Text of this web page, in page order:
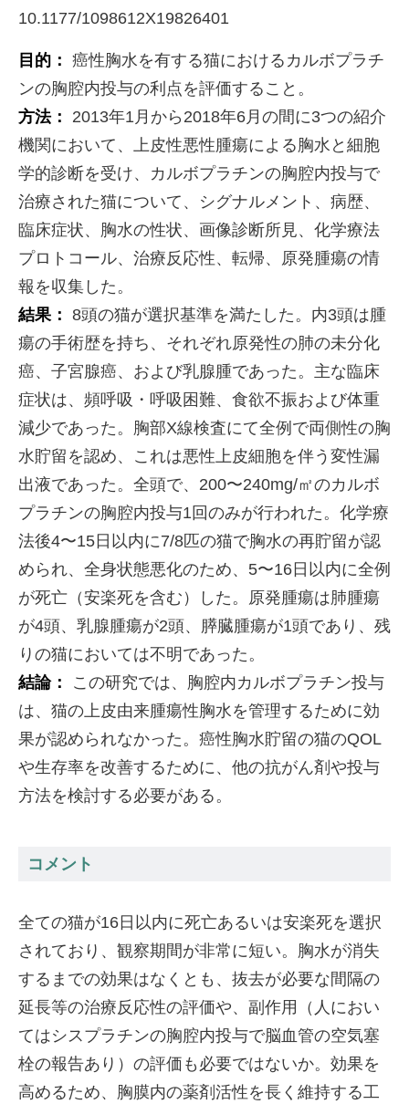
10.1177/1098612X19826401
目的： 癌性胸水を有する猫におけるカルボプラチ
ンの胸腔内投与の利点を評価すること。
方法：
2013年1月から2018年6月の間に3つの紹介
機関において、上皮性悪性腫瘍による胸水と細胞
学的診断を受け、カルボプラチンの胸腔内投与で
治療された猫について、シグナルメント、病歴、
臨床症状、胸水の性状、画像診断所見、化学療法
プロトコール、治療反応性、転帰、原発腫瘍の情
報を収集した。
結果： 8頭の猫が選択基準を満たした。内3頭は腫
瘍の手術歴を持ち、それぞれ原発性の肺の未分化
癌、子宮腺癌、および乳腺腫であった。主な臨床
症状は、頻呼吸・呼吸困難、食欲不振および体重
減少であった。胸部X線検査にて全例で両側性の胸
水貯留を認め、これは悪性上皮細胞を伴う変性漏
出液であった。全頭で、200〜240mg/㎡のカルボ
プラチンの胸腔内投与1回のみが行われた。化学療
法後4〜15日以内に7/8匹の猫で胸水の再貯留が認
められ、全身状態悪化のため、5〜16日以内に全例
が死亡（安楽死を含む）した。原発腫瘍は肺腫瘍
が4頭、乳腺腫瘍が2頭、膵臓腫瘍が1頭であり、残
りの猫においては不明であった。
結論：
この研究では、胸腔内カルボプラチン投与
は、猫の上皮由来腫瘍性胸水を管理するために効
果が認められなかった。癌性胸水貯留の猫のQOL
や生存率を改善するために、他の抗がん剤や投与
方法を検討する必要がある。
コメント
全ての猫が16日以内に死亡あるいは安楽死を選択
されており、観察期間が非常に短い。胸水が消失
するまでの効果はなくとも、抜去が必要な間隔の
延長等の治療反応性の評価や、副作用（人におい
てはシスプラチンの胸腔内投与で脳血管の空気塞
栓の報告あり）の評価も必要ではないか。効果を
高めるため、胸膜内の薬剤活性を長く維持する工